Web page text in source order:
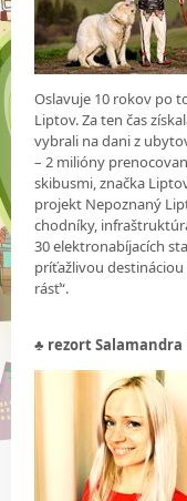
Oslavuje 10 rokov po
Liptov. Za ten čas
vybrali na dani z
– 2 milióny
skibusmi, značka
projekt Nepoznaný
chodníky,
30 elektronabíjacích
príťažlivou
rásť“.
♣ rezort Salamandra